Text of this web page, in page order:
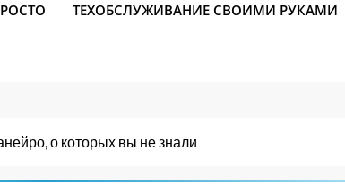
ТЕХОБСЛУЖИВАНИЕ СВОИМИ РУКАМИ
о которых вы не знали